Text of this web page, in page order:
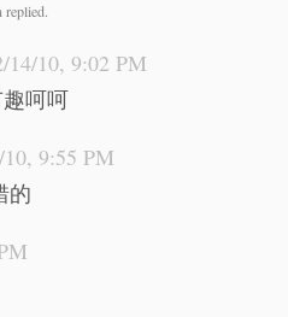
14/10, 9:02 PM
呵呵
9:55 PM
的